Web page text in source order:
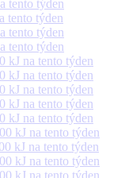
tento týden
tento týden
tento týden
tento týden
kJ na tento týden
kJ na tento týden
kJ na tento týden
kJ na tento týden
kJ na tento týden
kJ na tento týden
kJ na tento týden
kJ na tento týden
kJ na tento týden